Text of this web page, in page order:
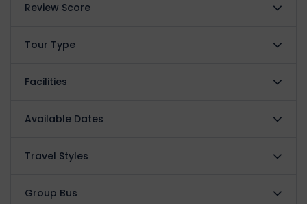
Review Score
Tour Type
Facilities
Available Dates
Travel Styles
Group Bus